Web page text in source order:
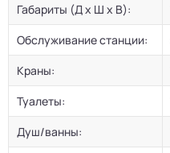
Габариты (Д х Ш х В):
Обслуживание станции:
Краны:
Туалеты:
Душ/ванны: